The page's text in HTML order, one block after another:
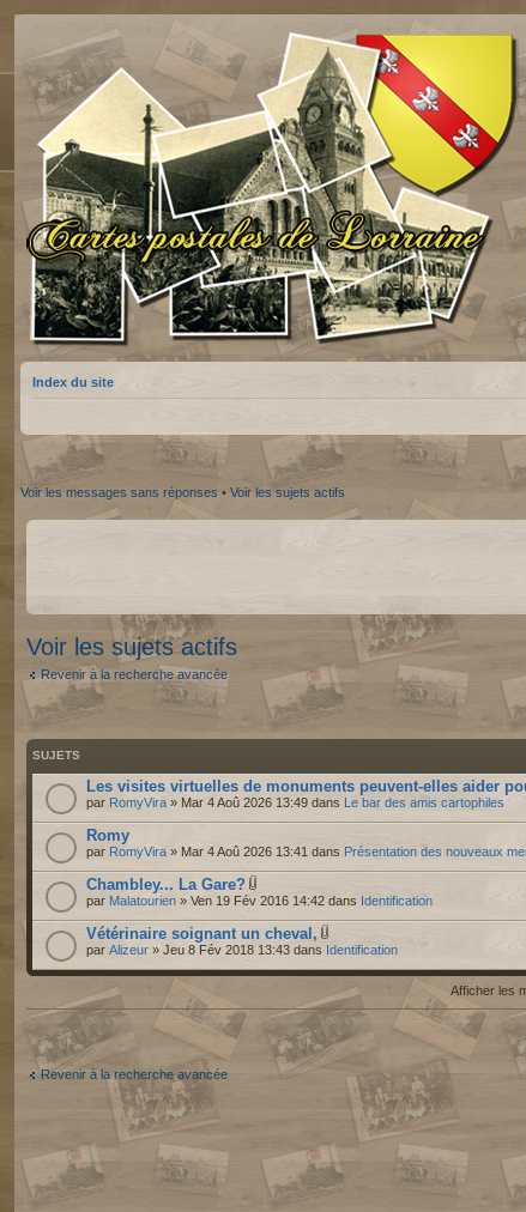
Index du site
Voir les messages sans réponses • Voir les sujets actifs
Voir les sujets actifs
Revenir à la recherche avancée
SUJETS
Les visites virtuelles de monuments peuvent-elles aider
par RomyVira » Mar 4 Aoû 2026 13:49 dans Le bar des amis cartophiles
Romy
par RomyVira » Mar 4 Aoû 2026 13:41 dans Présentation des nouveaux
Chambley... La Gare?
par Malatourien » Ven 19 Fév 2016 14:42 dans Identification
Vétérinaire soignant un cheval,
par Alizeur » Jeu 8 Fév 2018 13:43 dans Identification
Afficher les
Revenir à la recherche avancée